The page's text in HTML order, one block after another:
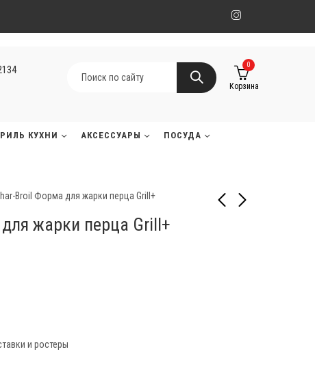
0
Корзина
КУХНИ АКСЕССУАРЫ ПОСУДА
Broil Форма для жарки перца Grill+
жарки перца Grill+
и ростеры